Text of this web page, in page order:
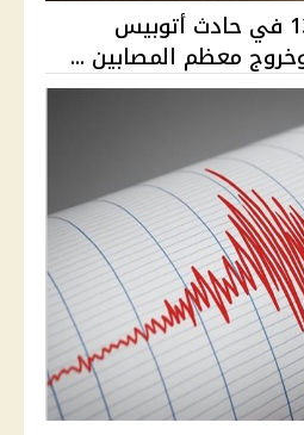
وفاة طفل وإصابة 13 في حادث أتوبيس
معظم المصابين ...